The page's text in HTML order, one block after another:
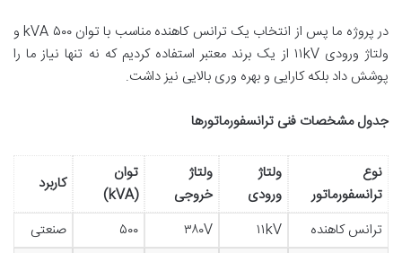
در پروژه ما پس از انتخاب یک ترانس کاهنده مناسب با توان ۵۰۰ kVA و
ولتاژ ورودی ۱۱kV از یک برند معتبر استفاده کردیم که نه تنها نیاز ما را
پوشش داد بلکه کارایی و بهره وری بالایی نیز داشت.
جدول مشخصات فنی ترانسفورماتورها
نوع
ترانسفورماتور
ولتاژ
ورودی
ولتاژ
خروجی
توان
(kVA)
کاربرد
ترانس کاهنده ۱۱kV ۳۸۰V ۵۰۰
صنعتی